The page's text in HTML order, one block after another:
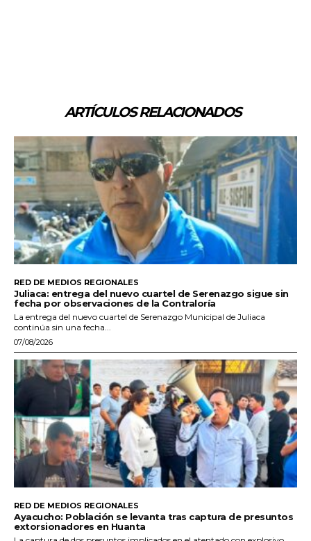
ARTÍCULOS RELACIONADOS
RED DE MEDIOS REGIONALES
Juliaca: entrega del nuevo cuartel de Serenazgo sigue sin
fecha por observaciones de la Contraloría
La entrega del nuevo cuartel de Serenazgo Municipal de Juliaca
continúa sin una fecha...
07/08/2026
RED DE MEDIOS REGIONALES
Ayacucho: Población se levanta tras captura de presuntos
extorsionadores en Huanta